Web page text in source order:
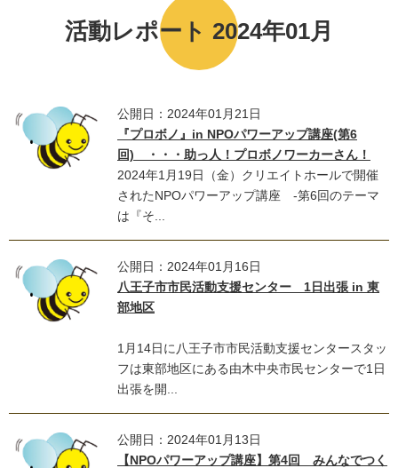
活動レポート 2024年01月
公開日：2024年01月21日
『プロボノ』in NPOパワーアップ講座(第6
回) ・・・助っ人！プロボノワーカーさん！
2024年1月19日（金）クリエイトホールで開催
されたNPOパワーアップ講座 -第6回のテーマ
は『そ...
公開日：2024年01月16日
八王子市市民活動支援センター 1日出張 in 東
部地区
1月14日に八王子市市民活動支援センタースタッ
フは東部地区にある由木中央市民センターで1日
出張を開...
公開日：2024年01月13日
【NPOパワーアップ講座】第4回 みんなでつく